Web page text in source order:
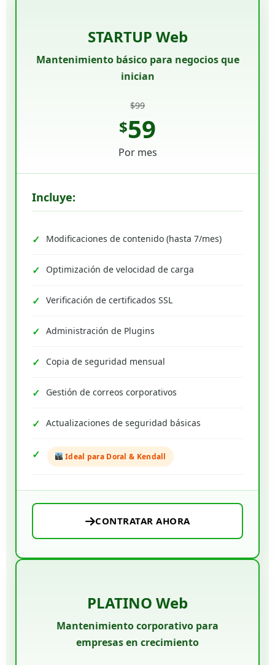
STARTUP Web
Mantenimiento básico para negocios que
inician
$99
$59
Por mes
Incluye:
Modificaciones de contenido (hasta 7/mes)
Optimización de velocidad de carga
Verificación de certificados SSL
Administración de Plugins
Copia de seguridad mensual
Gestión de correos corporativos
Actualizaciones de seguridad básicas
Ideal para Doral & Kendall
CONTRATAR AHORA
PLATINO Web
Mantenimiento corporativo para
empresas en crecimiento